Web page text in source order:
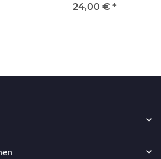
24,00 € *